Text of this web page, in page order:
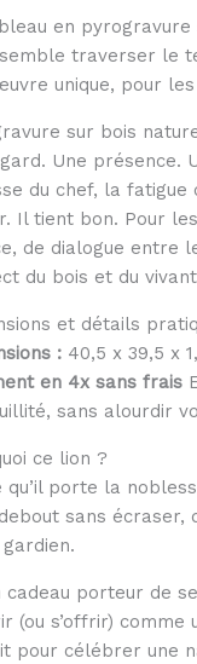
en
traverser le
unique, pour
sur bois
Une présence.
du chef, la
Il tient bon. Pour
de dialogue entre
du bois et du
et détails
: 40,5 x 39,5 x
en 4x sans frais
sans alourdir
ce lion ?
qu’il porte la
sans écraser,
cadeau porteur de
(ou s’offrir)
pour célébrer une